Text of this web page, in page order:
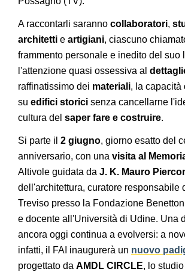
A raccontarli saranno collaboratori,
architetti e artigiani, ciascuno
frammento personale e inedito del suo
l'attenzione quasi ossessiva al
raffinatissimo dei materiali, la capacità
su edifici storici senza cancellarne
cultura del saper fare e costruire.
Si parte il 2 giugno, giorno esatto del
anniversario, con una visita al
Altivole guidata da J. K. Mauro
dell'architettura, curatore responsabile
Treviso presso la Fondazione
e docente all'Università di Udine. Una
ancora oggi continua a evolversi: a
infatti, il FAI inaugurerà un nuovo
progettato da AMDL CIRCLE, lo